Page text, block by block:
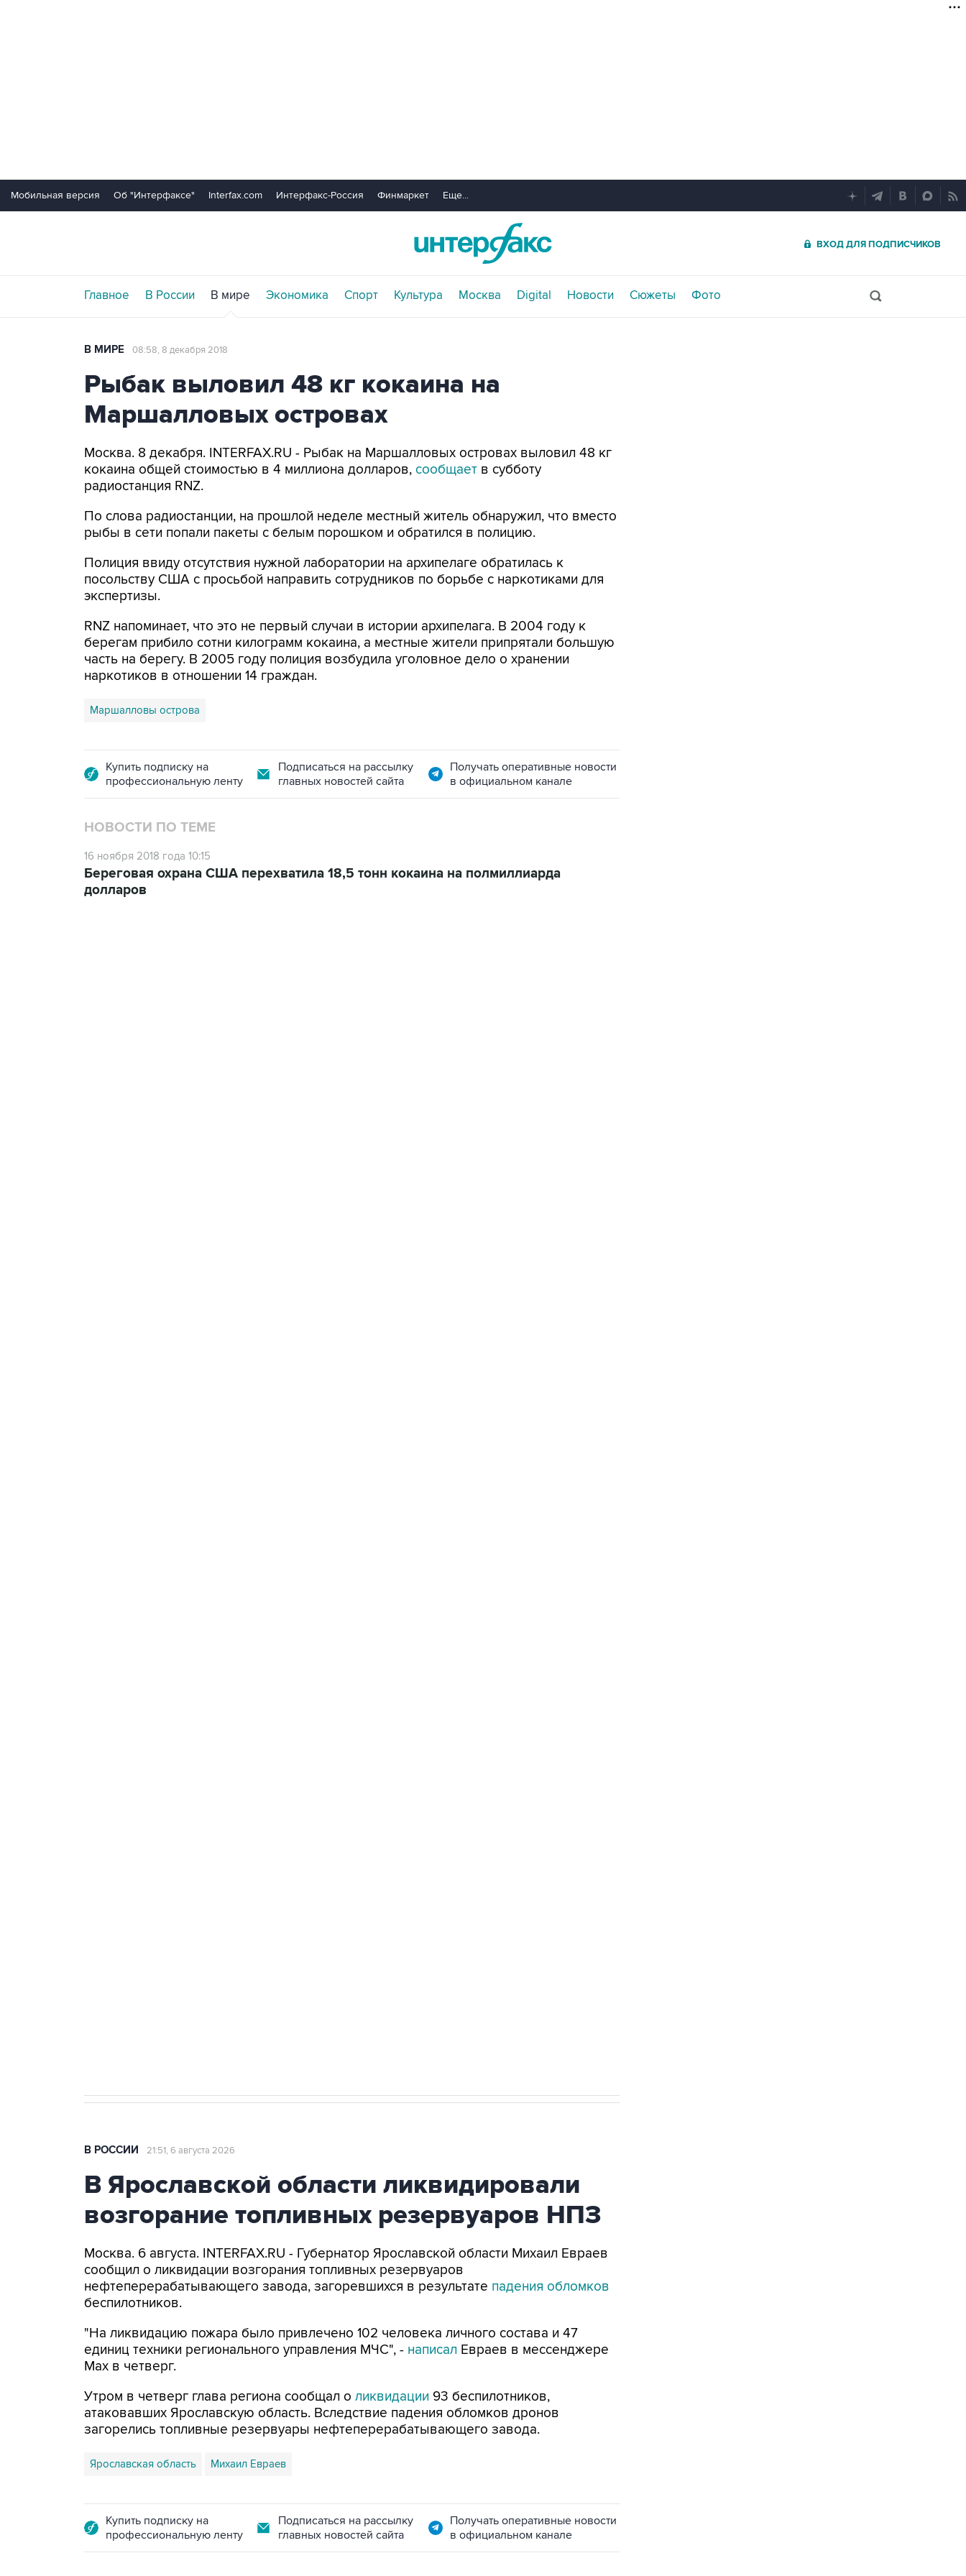
Мобильная версия Об "Интерфаксе" Interfax.com Интерфакс-Россия Финмаркет Еще...
ВХОД ДЛЯ ПОДПИСЧИКОВ
Главное В России В мире Экономика Спорт Культура Москва Digital Новости Сюжеты Фото
В МИРЕ 08:58, 8 декабря 2018
Рыбак выловил 48 кг кокаина на
Маршалловых островах
Москва. 8 декабря. INTERFAX.RU - Рыбак на Маршалловых островах выловил 48 кг
кокаина общей стоимостью в 4 миллиона долларов, сообщает в субботу
радиостанция RNZ.
По слова радиостанции, на прошлой неделе местный житель обнаружил, что вместо
рыбы в сети попали пакеты с белым порошком и обратился в полицию.
Полиция ввиду отсутствия нужной лаборатории на архипелаге обратилась к
посольству США с просьбой направить сотрудников по борьбе с наркотиками для
экспертизы.
RNZ напоминает, что это не первый случаи в истории архипелага. В 2004 году к
берегам прибило сотни килограмм кокаина, а местные жители припрятали большую
часть на берегу. В 2005 году полиция возбудила уголовное дело о хранении
наркотиков в отношении 14 граждан.
Маршалловы острова
Купить подписку на
профессиональную ленту
Подписаться на рассылку
главных новостей сайта
Получать оперативные новости
в официальном канале
НОВОСТИ ПО ТЕМЕ
16 ноября 2018 года 10:15
Береговая охрана США перехватила 18,5 тонн кокаина на полмиллиарда
долларов
В РОССИИ 21:51, 6 августа 2026
В Ярославской области ликвидировали
возгорание топливных резервуаров НПЗ
Москва. 6 августа. INTERFAX.RU - Губернатор Ярославской области Михаил Евраев
сообщил о ликвидации возгорания топливных резервуаров
нефтеперерабатывающего завода, загоревшихся в результате падения обломков
беспилотников.
"На ликвидацию пожара было привлечено 102 человека личного состава и 47
единиц техники регионального управления МЧС", - написал Евраев в мессенджере
Мах в четверг.
Утром в четверг глава региона сообщал о ликвидации 93 беспилотников,
атаковавших Ярославскую область. Вследствие падения обломков дронов
загорелись топливные резервуары нефтеперерабатывающего завода.
Ярославская область Михаил Евраев
Купить подписку на
профессиональную ленту
Подписаться на рассылку
главных новостей сайта
Получать оперативные новости
в официальном канале